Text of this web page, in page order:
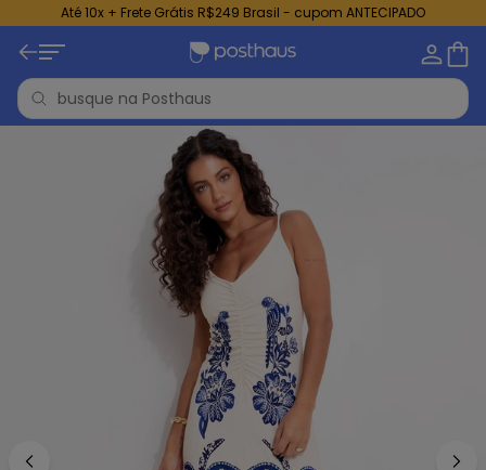
Até 10x + Frete Grátis R$249 Brasil - cupom ANTECIPADO